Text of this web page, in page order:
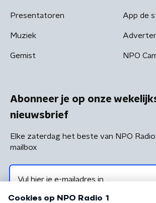
Presentatoren
Muziek
Gemist
App de
NPO
Abonneer je op onze
nieuwsbrief
Elke zaterdag het beste van NPO
mailbox